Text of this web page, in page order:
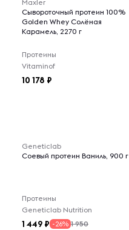
Maxler
Сывороточный протеин 100%
Golden Whey Солёная
Карамель, 2270 г
Протеины
Vitaminof
10 178
Geneticlab
Соевый протеин Ваниль, 900 г
Протеины
Geneticlab Nutrition
1 449 -26% 1 950